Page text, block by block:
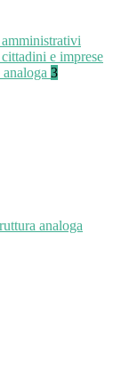
e imprese
3
analoga